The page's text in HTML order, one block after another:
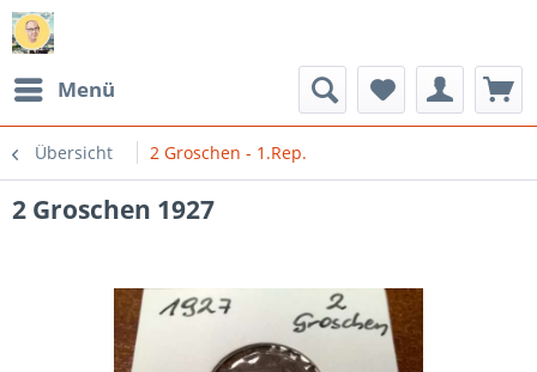
Menü
Übersicht 2 Groschen - 1.Rep.
2 Groschen 1927